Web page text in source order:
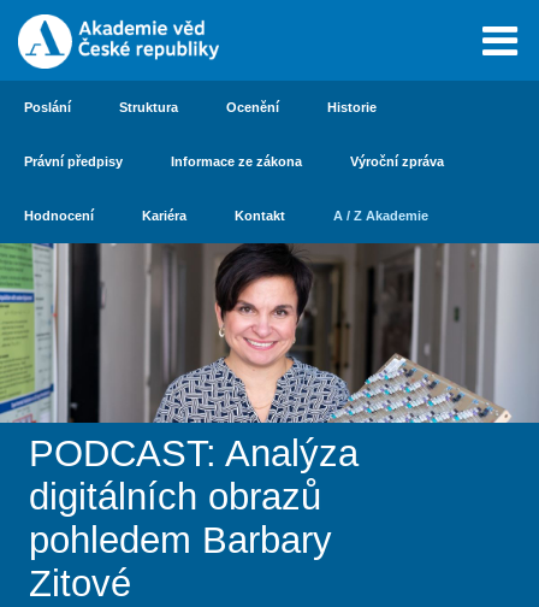
Poslání Struktura Ocenění Historie
Právní předpisy Informace ze zákona Výroční zpráva
Hodnocení Kariéra Kontakt A / Z Akademie
PODCAST: Analýza
digitálních obrazů
pohledem Barbary
Zitové